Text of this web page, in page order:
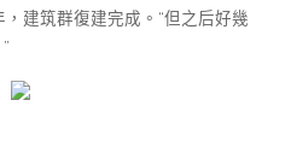
建筑群復建完成。“但之后好幾